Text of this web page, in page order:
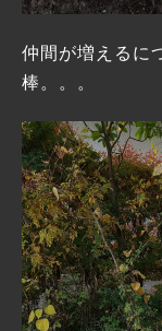
仲間が増えるに
棒。。。